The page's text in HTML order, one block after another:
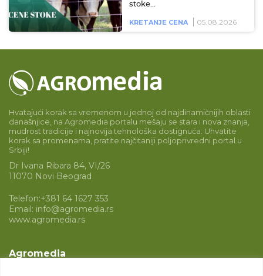
stoke…
KRETANJE CENA 05.08.2026
Hvatajući korak sa vremenom u jednoj od najdinamičnijih oblasti
današnjice, na Agromedia portalu mešaju se stara i nova znanja,
mudrost tradicije i najnovija tehnološka dostignuća. Uhvatite
korak sa promenama, pratite najčitaniji poljoprivredni portal u
Srbiji!
Dr Ivana Ribara 84, VI/26
11070 Novi Beograd
Telefon:+381 64 1627 353
Email: info@agromedia.rs
www.agromedia.rs
Agromedia